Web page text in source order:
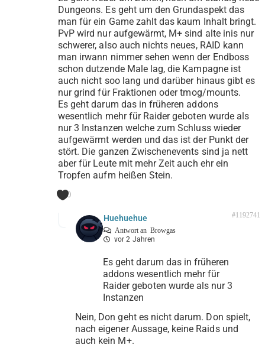
Dungeons. Es geht um den Grundaspekt das
man für ein Game zahlt das kaum Inhalt bringt.
PvP wird nur aufgewärmt, M+ sind alte inis nur
schwerer, also auch nichts neues, RAID kann
man irwann nimmer sehen wenn der Endboss
schon dutzende Male lag, die Kampagne ist
auch nicht soo lang und darüber hinaus gibt es
nur grind für Fraktionen oder tmog/mounts.
Es geht darum das in früheren addons
wesentlich mehr für Raider geboten wurde als
nur 3 Instanzen welche zum Schluss wieder
aufgewärmt werden und das ist der Punkt der
stört. Die ganzen Zwischenevents sind ja nett
aber für Leute mit mehr Zeit auch ehr ein
Tropfen aufm heißen Stein.
0
Huehuehue
Antwort an Browgas
vor 2 Jahren
#1192741
Es geht darum das in früheren
addons wesentlich mehr für
Raider geboten wurde als nur 3
Instanzen
Nein, Don geht es nicht darum. Don spielt,
nach eigener Aussage, keine Raids und
auch kein M+.